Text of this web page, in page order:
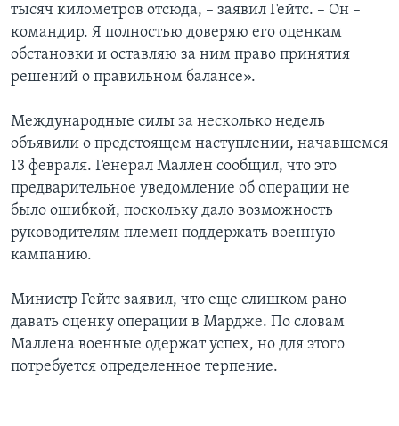
тысяч километров отсюда, – заявил Гейтс. – Он –
командир. Я полностью доверяю его оценкам
обстановки и оставляю за ним право принятия
решений о правильном балансе».
Международные силы за несколько недель
объявили о предстоящем наступлении, начавшемся
13 февраля. Генерал Маллен сообщил, что это
предварительное уведомление об операции не
было ошибкой, поскольку дало возможность
руководителям племен поддержать военную
кампанию.
Министр Гейтс заявил, что еще слишком рано
давать оценку операции в Мардже. По словам
Маллена военные одержат успех, но для этого
потребуется определенное терпение.